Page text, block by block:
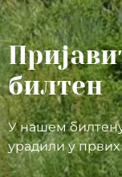
билтен
У нашем
урадили у првих